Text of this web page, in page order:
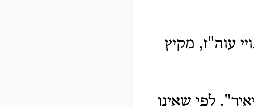
עוה"ז, מקיץ
לפי שאינו